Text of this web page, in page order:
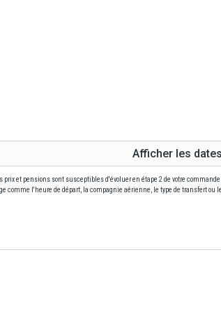
Afficher les
et pensions sont susceptibles d'évoluer en étape 2 de votre
comme l'heure de départ, la compagnie aérienne, le type de transfert ou